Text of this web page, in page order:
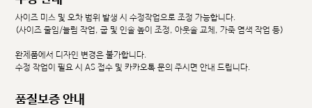
사이즈 미스 및 오차 범위 발생 시 수정작업으로 조정 가능합니다.
(사이즈 줄임/늘림 작업, 굽 및 인솔 높이 조정, 아웃솔 교체, 가죽 염색 작업 등)
완제품에서 디자인 변경은 불가합니다.
수정 작업이 필요 시 AS 접수 및 카카오톡 문의 주시면 안내 드립니다.
품질보증 안내